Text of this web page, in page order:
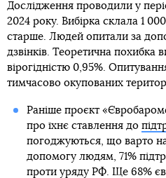
Дослідження проводили у
2024 року. Вибірка склала 1
старше. Людей опитали за
дзвінків. Теоретична похибка
вірогідністю 0,95%.
тимчасово окупованих
Раніше проєкт
про їхнє ставлення до
погоджуються, що варто
допомогу людям, 71%
проти уряду РФ. Ще 68%